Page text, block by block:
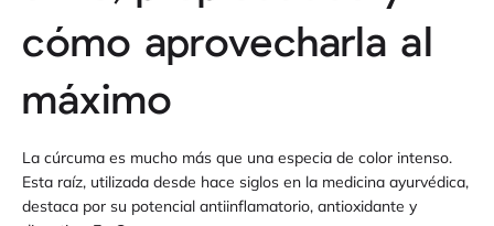
cómo aprovecharla al
máximo
La cúrcuma es mucho más que una especia de color intenso.
Esta raíz, utilizada desde hace siglos en la medicina ayurvédica,
destaca por su potencial antiinflamatorio, antioxidante y